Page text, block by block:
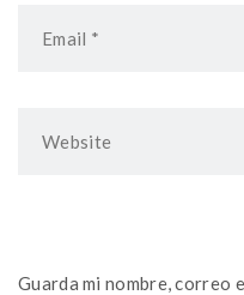
Guarda mi nombre, correo